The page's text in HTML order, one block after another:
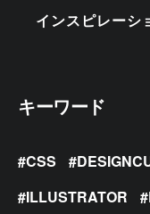
インスピレーシ
キーワード
CSS
ILLUSTRATOR